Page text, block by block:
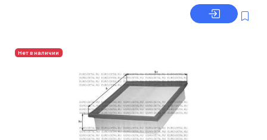
Нет в наличии